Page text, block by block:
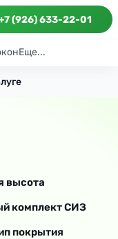
(926) 633-22-01
Еще...
высота
комплект СИЗ
покрытия